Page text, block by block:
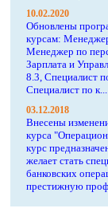
10.02.2020
Обновлены
курсам:
Менеджер по
Зарплата и
8.3, Специалист
Специалист по к...
03.12.2018
Внесены
курса
курс
желает стать
банковских
престижную